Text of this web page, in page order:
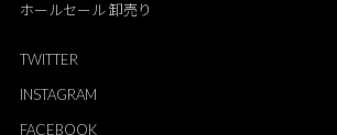
ホールセール 卸売り
TWITTER
INSTAGRAM
FACEBOOK